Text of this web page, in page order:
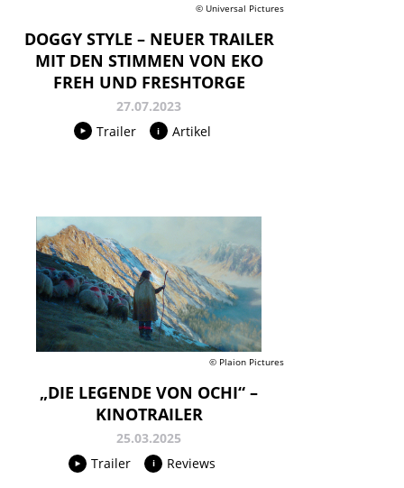
© Universal Pictures
DOGGY STYLE – NEUER TRAILER
MIT DEN STIMMEN VON EKO
FREH UND FRESHTORGE
27.07.2023
Trailer
Artikel
© Plaion Pictures
„DIE LEGENDE VON OCHI“ –
KINOTRAILER
25.03.2025
Trailer
Reviews